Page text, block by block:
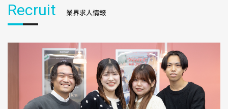
Recruit 業界求人情報